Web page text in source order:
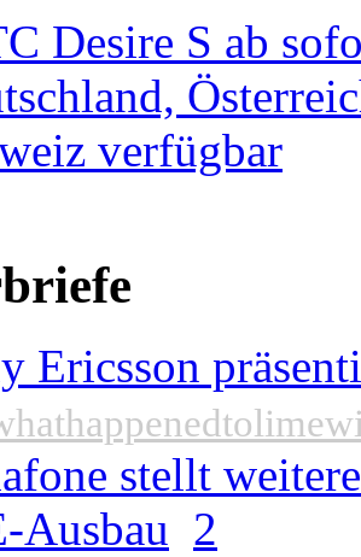
Ericsson
stellt
Ausbau 2